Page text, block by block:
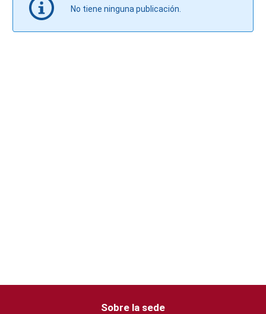
No tiene ninguna publicación.
Sobre la sede